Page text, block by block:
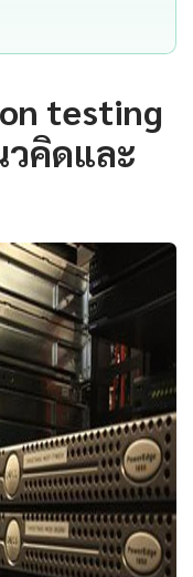
testing
คิดและ